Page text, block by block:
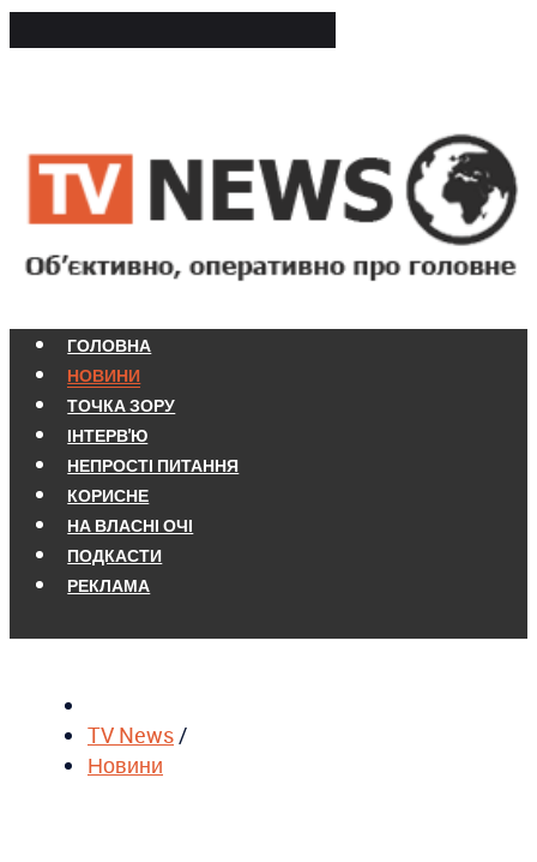
ГОЛОВНА
НОВИНИ
ТОЧКА ЗОРУ
ІНТЕРВ'Ю
НЕПРОСТІ ПИТАННЯ
КОРИСНЕ
НА ВЛАСНІ ОЧІ
ПОДКАСТИ
РЕКЛАМА
TV News/
Новини